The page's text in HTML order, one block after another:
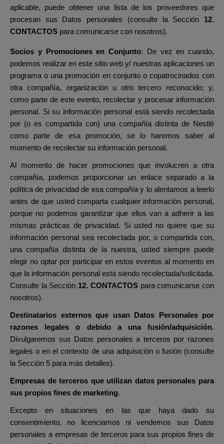
aplicable, puede obtener una lista de los proveedores que
procesan sus Datos personales (consulte la Sección 12.
CONTACTOS para comunicarse con nosotros).
Socios y Promociones en Conjunto: De vez en cuando,
podemos realizar en este sitio web y/ nuestras aplicaciones un
programa o una promoción en conjunto o copatrocinados con
otra compañía, organización u otro tercero reconocido; y,
como parte de este evento, recolectar y procesar información
personal. Si su información personal está siendo recolectada
por (o es compartida con) una compañía distinta de Nestlé
como parte de esa promoción, se lo haremos saber al
momento de recolectar su información personal.
Al momento de hacer promociones que involucren a otra
compañía, podemos proporcionar un enlace separado a la
política de privacidad de esa compañía y lo alentamos a leerlo
antes de que usted comparta cualquier información personal,
porque no podemos garantizar que ellos van a adherir a las
mismas prácticas de privacidad. Si usted no quiere que su
información personal sea recolectada por, o compartida con,
una compañía distinta de la nuestra, usted siempre puede
elegir no optar por participar en estos eventos al momento en
que la información personal está siendo recolectada/solicitada.
Consulte la Sección 12. CONTACTOSpara comunicarse con
nosotros).
Destinatarios externos que usan Datos Personales por
razones legales o debido a una fusión/adquisición.
Divulgaremos sus Datos personales a terceros por razones
legales o en el contexto de una adquisición o fusión (consulte
la Sección 5 para más detalles).
Empresas de terceros que utilizan datos personales para
sus propios fines de marketing.
Excepto en situaciones en las que haya dado su
consentimiento, no licenciamos ni vendemos sus Datos
personales a empresas de terceros para sus propios fines de